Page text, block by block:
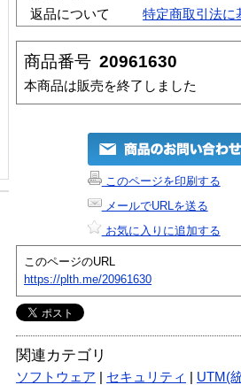
返品について
特定商取引法に
商品番号 20961630
本商品は販売を終了しました
このページを印刷する
メールでURLを送る
お気に入りに追加する
このページのURL
https://plth.me/20961630
関連カテゴリ
ソフトウェア セキュリティ
UTM(